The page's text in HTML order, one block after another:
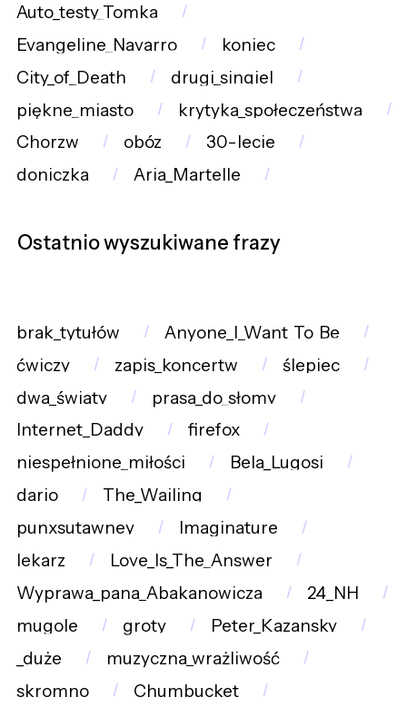
Auto_testy_Tomka
Evangeline_Navarro
koniec
City_of_Death
drugi_singiel
piękne_miasto
krytyka_społeczeństwa
Chorzw
obóz
30-lecie
doniczka
Aria_Martelle
Ostatnio wyszukiwane frazy
brak_tytułów
Anyone_I_Want_To_Be
ćwiczy
zapis_koncertw
ślepiec
dwa_światy
prasa_do_słomy
Internet_Daddy
firefox
niespełnione_miłości
Bela_Lugosi
dario
The_Wailing
punxsutawney
Imaginature
lekarz
Love_Is_The_Answer
Wyprawa_pana_Abakanowicza
24_NH
mugole
groty
Peter_Kazansky
_duże
muzyczna_wrażliwość
skromno
Chumbucket